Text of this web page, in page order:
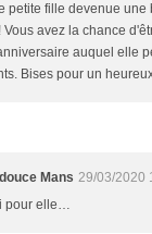
petite fille devenue une
Vous avez la chance
auquel elle
Bises pour un
Mans 29/03/2020
pour elle…